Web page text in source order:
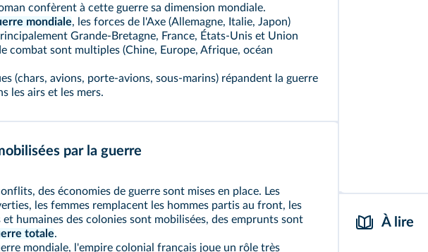
confèrent à cette guerre sa dimension mondiale.
mondiale, les forces de l'Axe (Allemagne, Italie, Japon)
Grande‑Bretagne, France, États‑Unis et Union
combat sont multiples (Chine, Europe, Afrique, océan
(chars, avions, porte‑avions, sous‑marins) répandent la guerre
les airs et les mers.
par la guerre
des économies de guerre sont mises en place. Les
les femmes remplacent les hommes partis au front, les
et humaines des colonies sont mobilisées, des emprunts sont
totale.
mondiale, l'empire colonial français joue un rôle très
d'activité,
À lire